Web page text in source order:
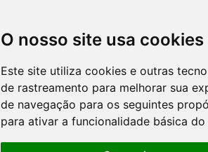
O nosso site usa cookies
Este site utiliza cookies e outras
de rastreamento para melhorar sua
de navegação para os seguintes
para ativar a funcionalidade básica